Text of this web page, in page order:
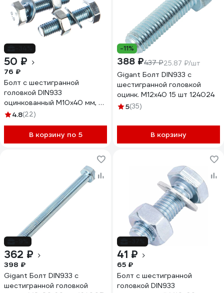
50 ₽
76 ₽
Болт с шестигранной
головкой DIN933
оцинкованный М10x40 мм, в
комплекте с гайкой и
4.8(22)
В корзину по 5
-11%
388 ₽437 ₽25.87 ₽/шт
Gigant Болт DIN933 с
шестигранной головкой
оцинк. М12x40 15 шт 124024
5(35)
В корзину
362 ₽
398 ₽
Gigant Болт DIN933 с
шестигранной головкой
41 ₽
65 ₽
Болт с шестигранной
головкой DIN933